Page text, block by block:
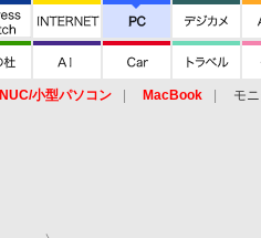
NUC/小型パソコン MacBook モ